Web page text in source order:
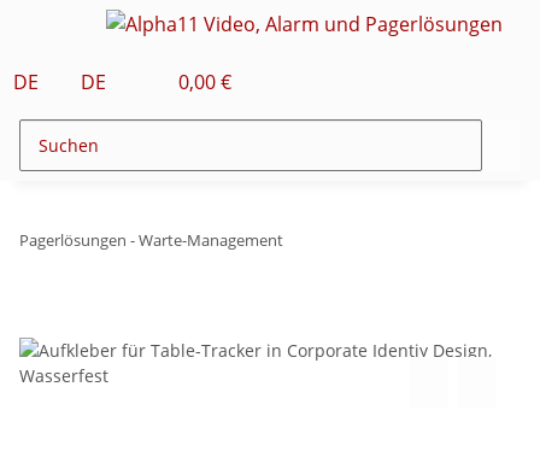
DE DE 0,00 €
Pagerlösungen - Warte-Management